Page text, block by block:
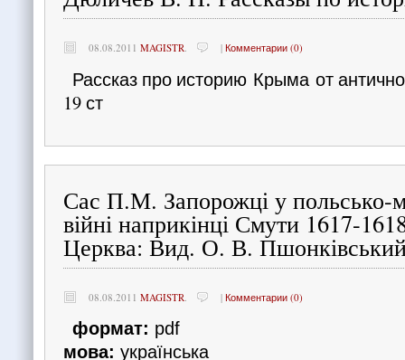
08.08.2011 MAGISTR. | Комментарии (0)
Рассказ про историю Крыма от
19 ст
Сас П.М. Запорожці у польсько-
війні наприкінці Смути 1617-
Церква: Вид. О. В.
08.08.2011 MAGISTR. | Комментарии (0)
формат: pdf
мова: українська